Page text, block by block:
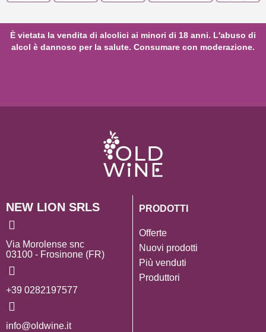
È vietata la vendita di alcolici ai minori di 18 anni. L'abuso di
alcol è dannoso per la salute. Consumare con moderazione.
NEW LION SRLS
Via Morolense snc
03100 - Frosinone (FR)
+39 0282197577
info@oldwine.it
PRODOTTI
Offerte
Nuovi prodotti
Più venduti
Produttori